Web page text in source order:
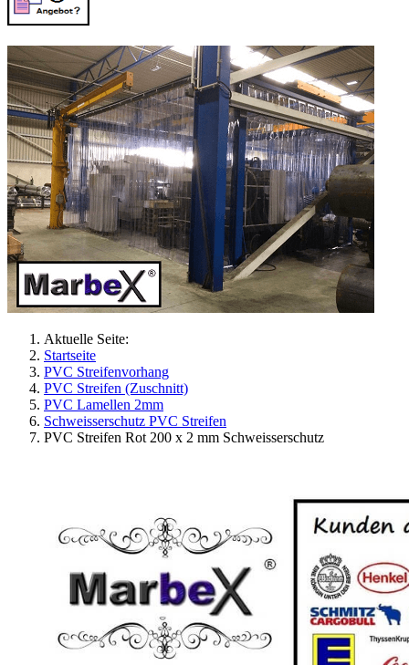
Aktuelle Seite:
Startseite
PVC Streifenvorhang
PVC Streifen (Zuschnitt)
PVC Lamellen 2mm
Schweisserschutz PVC Streifen
PVC Streifen Rot 200 x 2 mm Schweisserschutz